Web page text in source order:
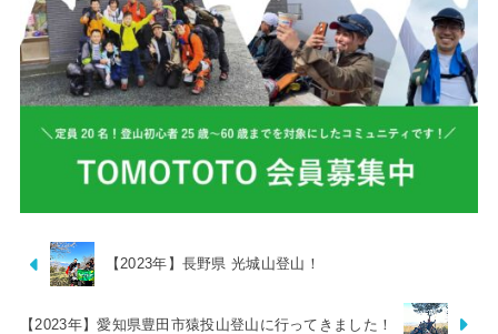
【2023年】長野県 光城山登山！
【2023年】愛知県豊田市猿投山登山に行ってきました！